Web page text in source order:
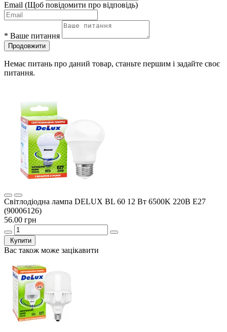
Email (Щоб повідомити про відповідь)
* Ваше питання
Продовжити
Немає питань про даний товар, станьте першим і задайте своє
питання.
Світлодіодна лампа DELUX BL 60 12 Вт 6500K 220В E27
(90006126)
56.00 грн
Купити
Вас також може зацікавити